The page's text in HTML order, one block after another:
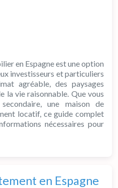
en Espagne est une option
investisseurs et particuliers
agréable, des paysages
la vie raisonnable. Que vous
une maison de
locatif, ce guide complet
nécessaires pour
en Espagne